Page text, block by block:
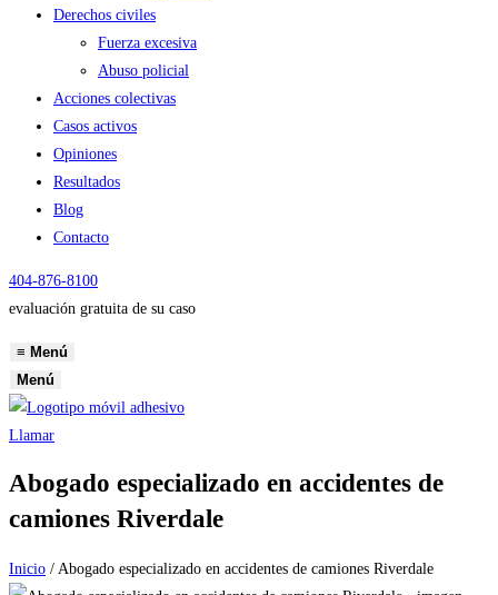
Derechos civiles
Fuerza excesiva
Abuso policial
Acciones colectivas
Casos activos
Opiniones
Resultados
Blog
Contacto
404-876-8100
evaluación gratuita de su caso
≡ Menú
Menú
Llamar
Abogado especializado en accidentes de
camiones Riverdale
Inicio / Abogado especializado en accidentes de camiones Riverdale